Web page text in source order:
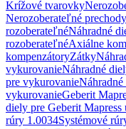
Krížové tvarovky
Nerozoberateľné prechody
rozoberateľnéNáhradné
rozoberateľnéAxiálne
kompenzátoryZátky
vykurovanieNáhradné
pre vykurovanie
vykurovanieGeberit
diely pre Geberit
rúry 1.0034Systémové